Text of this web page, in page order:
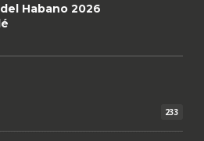
Habano 2026
233